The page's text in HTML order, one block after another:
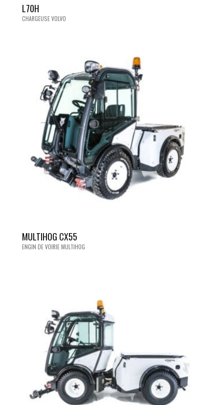
L70H
CHARGEUSE VOLVO
MULTIHOG CX55
ENGIN DE VOIRIE MULTIHOG